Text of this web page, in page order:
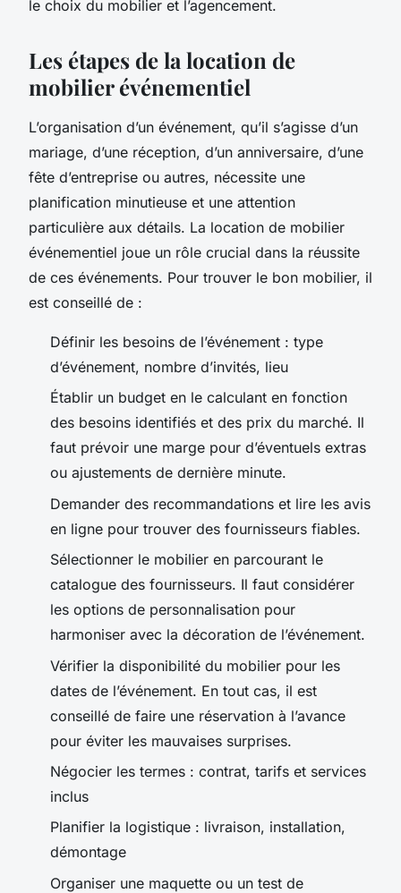
le choix du mobilier et l’agencement.
Les étapes de la location de
mobilier événementiel
L’organisation d’un événement, qu’il s’agisse d’un
mariage, d’une réception, d’un anniversaire, d’une
fête d’entreprise ou autres, nécessite une
planification minutieuse et une attention
particulière aux détails. La location de mobilier
événementiel joue un rôle crucial dans la réussite
de ces événements. Pour trouver le bon mobilier, il
est conseillé de :
Définir les besoins de l’événement : type
d’événement, nombre d’invités, lieu
Établir un budget en le calculant en fonction
des besoins identifiés et des prix du marché. Il
faut prévoir une marge pour d’éventuels extras
ou ajustements de dernière minute.
Demander des recommandations et lire les avis
en ligne pour trouver des fournisseurs fiables.
Sélectionner le mobilier en parcourant le
catalogue des fournisseurs. Il faut considérer
les options de personnalisation pour
harmoniser avec la décoration de l’événement.
Vérifier la disponibilité du mobilier pour les
dates de l’événement. En tout cas, il est
conseillé de faire une réservation à l’avance
pour éviter les mauvaises surprises.
Négocier les termes : contrat, tarifs et services
inclus
Planifier la logistique : livraison, installation,
démontage
Organiser une maquette ou un test de